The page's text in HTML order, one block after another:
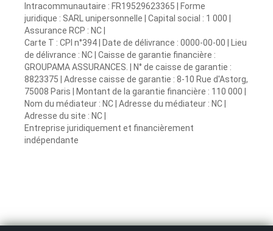
Intracommunautaire : FR19529623365 | Forme
juridique : SARL unipersonnelle | Capital social : 1 000 |
Assurance RCP : NC |
Carte T : CPI n°394 | Date de délivrance : 0000-00-00 | Lieu
de délivrance : NC | Caisse de garantie financière :
GROUPAMA ASSURANCES. | N° de caisse de garantie :
8823375 | Adresse caisse de garantie : 8-10 Rue d'Astorg,
75008 Paris | Montant de la garantie financière : 110 000 |
Nom du médiateur : NC | Adresse du médiateur : NC |
Adresse du site : NC |
Entreprise juridiquement et financièrement
indépendante